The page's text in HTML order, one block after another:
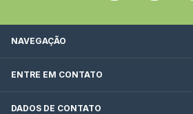
NAVEGAÇÃO
ENTRE EM CONTATO
DADOS DE CONTATO